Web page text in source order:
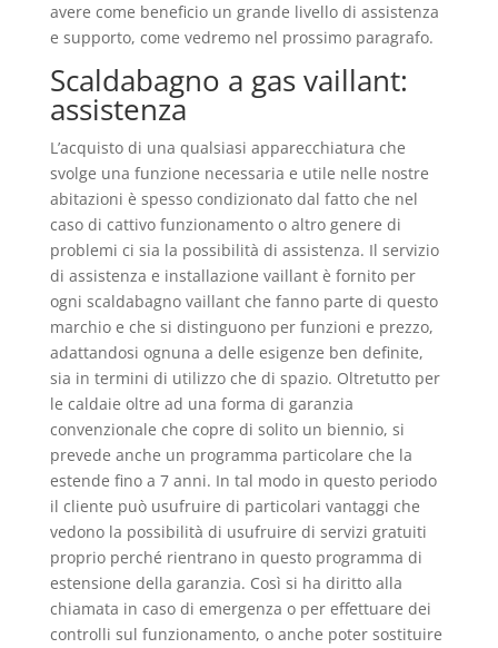
avere come beneficio un grande livello di assistenza
e supporto, come vedremo nel prossimo paragrafo.
Scaldabagno a gas vaillant:
assistenza
L’acquisto di una qualsiasi apparecchiatura che
svolge una funzione necessaria e utile nelle nostre
abitazioni è spesso condizionato dal fatto che nel
caso di cattivo funzionamento o altro genere di
problemi ci sia la possibilità di assistenza. Il servizio
di assistenza e installazione vaillant è fornito per
ogni scaldabagno vaillant che fanno parte di questo
marchio e che si distinguono per funzioni e prezzo,
adattandosi ognuna a delle esigenze ben definite,
sia in termini di utilizzo che di spazio. Oltretutto per
le caldaie oltre ad una forma di garanzia
convenzionale che copre di solito un biennio, si
prevede anche un programma particolare che la
estende fino a 7 anni. In tal modo in questo periodo
il cliente può usufruire di particolari vantaggi che
vedono la possibilità di usufruire di servizi gratuiti
proprio perché rientrano in questo programma di
estensione della garanzia. Così si ha diritto alla
chiamata in caso di emergenza o per effettuare dei
controlli sul funzionamento, o anche poter sostituire